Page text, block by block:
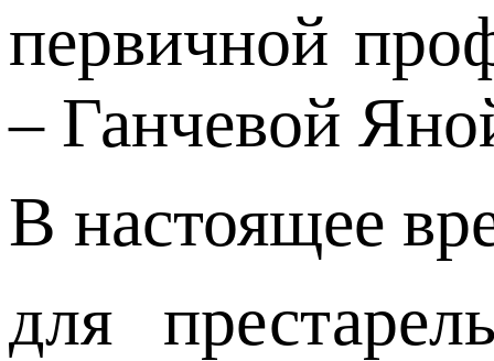
первичной
– Ганчевой
В настоящее
для